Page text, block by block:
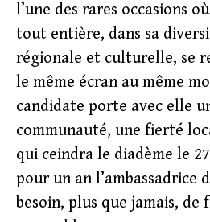
l’une des rares occasions
tout entière, dans sa
régionale et culturelle, se
le même écran au même
candidate porte avec elle
communauté, une fierté
qui ceindra le diadème le
pour un an l’ambassadrice
besoin, plus que jamais, de